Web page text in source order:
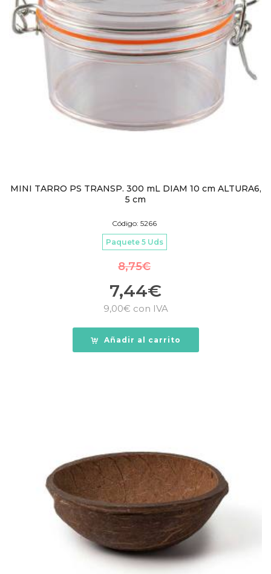
MINI TARRO PS TRANSP. 300 mL DIAM 10 cm ALTURA6,
5 cm
Código: 5266
Paquete 5 Uds
8,75€
7,44€
9,00€ con IVA
Añadir al carrito